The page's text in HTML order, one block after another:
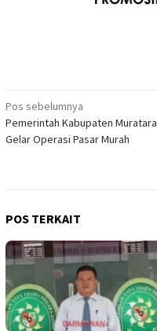
Navigasi
pos
Pos sebelumnya
Pemerintah Kabupaten Muratara
Gelar Operasi Pasar Murah
POS TERKAIT